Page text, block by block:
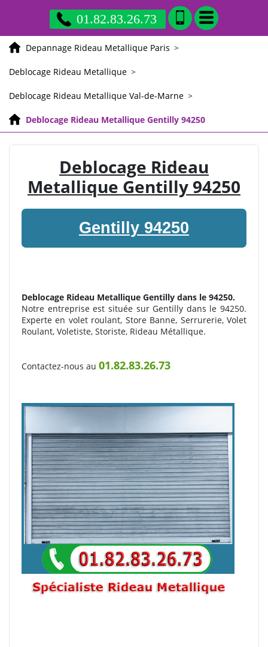
01.82.83.26.73
Depannage Rideau Metallique Paris >
Deblocage Rideau Metallique >
Deblocage Rideau Metallique Val-de-Marne >
Deblocage Rideau Metallique Gentilly 94250
Deblocage Rideau
Metallique Gentilly 94250
Gentilly 94250
Deblocage Rideau Metallique Gentilly dans le 94250.
Notre entreprise est située sur Gentilly dans le 94250.
Experte en volet roulant, Store Banne, Serrurerie, Volet
Roulant, Voletiste, Storiste, Rideau Métallique.
Contactez-nous au 01.82.83.26.73